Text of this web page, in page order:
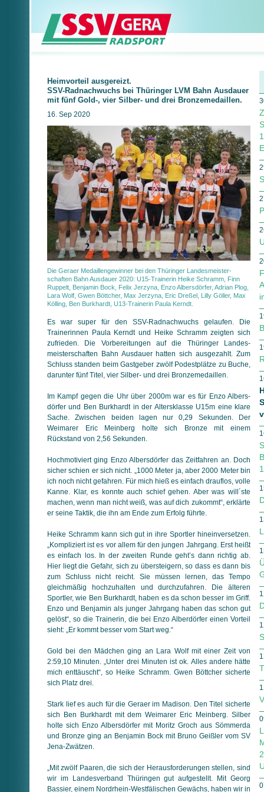
Heimvorteil ausgereizt.
SSV-Radnachwuchs bei Thüringer LVM Bahn Ausdauer
mit fünf Gold-, vier Silber- und drei Bronzemedaillen.
16. Sep 2020
Die Geraer Medaillengewinner bei den Thüringer Landes­meister­
schaften Bahn Ausdauer 2020: U15-Trainerin Heike Schramm, Finn
Ruppelt, Benjamin Bock, Felix Jerzyna, Enzo Albersdörfer, Adrian Plog,
Lara Wolf, Gwen Böttcher, Max Jerzyna, Eric Dreßel, Lilly Göller, Max
Kölling, Ben Burkhardt, U13-Trainerin Paula Kerndt.
Es war super für den SSV-Radnachwuchs gelaufen. Die
Trainerinnen Paula Kerndt und Heike Schramm zeigten sich
zufrieden. Die Vorbereitungen auf die Thüringer Landes­
meister­schaf­ten Bahn Ausdauer hatten sich ausgezahlt. Zum
Schluss standen beim Gastgeber zwölf Podestplätze zu Buche,
darunter fünf Titel, vier Silber- und drei Bronzemedaillen.
Im Kampf gegen die Uhr über 2000m war es für Enzo Albers­
dörfer und Ben Burkhardt in der Altersklasse U15m eine klare
Sache. Zwischen beiden lagen nur 0,29 Sekunden. Der
Weimarer Eric Meinberg holte sich Bronze mit einem
Rückstand von 2,56 Sekunden.
Hochmotiviert ging Enzo Albersdörfer das Zeitfahren an. Doch
sicher schien er sich nicht. „1000 Meter ja, aber 2000 Meter bin
ich noch nicht gefahren. Für mich hieß es einfach drauflos, volle
Kanne. Klar, es konnte auch schief gehen. Aber was will´ste
machen, wenn man nicht weiß, was auf dich zukommt“, erklärte
er seine Taktik, die ihn am Ende zum Erfolg führte.
Heike Schramm kann sich gut in ihre Sportler hineinversetzen.
„Kompliziert ist es vor allem für den jungen Jahrgang. Erst heißt
es einfach los. In der zweiten Runde geht’s dann richtig ab.
Hier liegt die Gefahr, sich zu übersteigern, so dass es dann bis
zum Schluss nicht reicht. Sie müssen lernen, das Tempo
gleichmäßig hochzuhalten und durchzufahren. Die älteren
Sportler, wie Ben Burkhardt, haben es da schon besser im Griff.
Enzo und Benjamin als junger Jahrgang haben das schon gut
gelöst“, so die Trainerin, die bei Enzo Alberdörfer einen Vorteil
sieht: „Er kommt besser vom Start weg.“
Gold bei den Mädchen ging an Lara Wolf mit einer Zeit von
2:59,10 Minuten. „Unter drei Minuten ist ok. Alles andere hätte
mich enttäuscht“, so Heike Schramm. Gwen Böttcher sicherte
sich Platz drei.
Stark lief es auch für die Geraer im Madison. Den Titel sicherte
sich Ben Burkhardt mit dem Weimarer Eric Meinberg. Silber
holte sich Enzo Albersdörfer mit Moritz Groch aus Sömmerda
und Bronze ging an Benjamin Bock mit Bruno Geißler vom SV
Jena-Zwätzen.
„Mit zwölf Paaren, die sich der Herausforderungen stellen, sind
wir im Landesverband Thüringen gut aufgestellt. Mit Georg
Bassier, einem Nordrhein-Westfälischen Gewächs, haben wir in